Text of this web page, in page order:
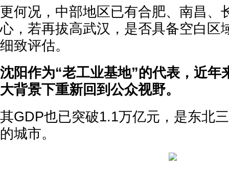
更何况，中部地区已有合肥、南昌、
心，若再拔高武汉，是否具备空白区
细致评估。
沈阳作为“老工业基地”的代表，近年
大背景下重新回到公众视野。
其GDP也已突破1.1万亿元，是东北
的城市。